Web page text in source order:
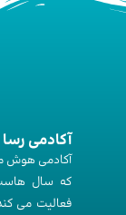
آکادمی رسا
آکادمی هوش
که سال
فعالیت می